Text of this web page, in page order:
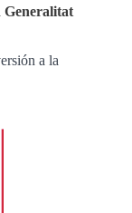
Generalitat
a la